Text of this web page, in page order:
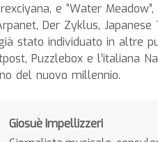
e “Water
Der Zyklus,
stato individuato in altre
Puzzlebox e l’italiana
del nuovo millennio.
Giosuè Impellizzeri